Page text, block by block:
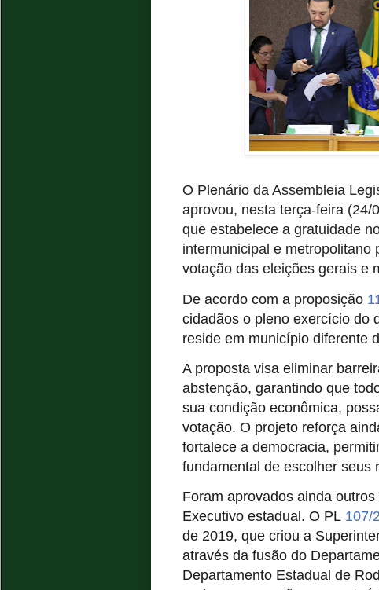
O Plenário da Assembleia
aprovou, nesta terça-feira
que estabelece a gratuidade
intermunicipal e metropolitano
votação das eleições gerais e
De acordo com a proposição
cidadãos o pleno exercício do
reside em município diferente
A proposta visa eliminar
abstenção, garantindo que
sua condição econômica,
votação. O projeto reforça
fortalece a democracia,
fundamental de escolher seus
Foram aprovados ainda
Executivo estadual. O PL 107/
de 2019, que criou a
através da fusão do
Departamento Estadual de